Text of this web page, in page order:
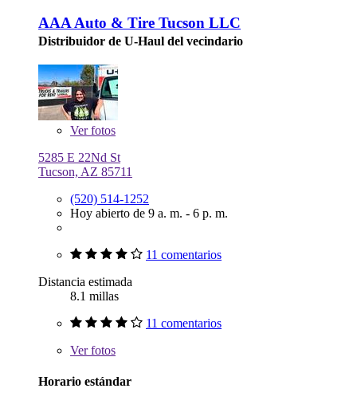
AAA Auto & Tire Tucson LLC
Distribuidor de U-Haul del vecindario
Verfotos
5285 E 22Nd St
Tucson, AZ 85711
(520) 514-1252
Hoy abierto de 9 a. m. - 6 p. m.
11 comentarios
Distancia estimada
8.1 millas
11 comentarios
Verfotos
Horario estándar